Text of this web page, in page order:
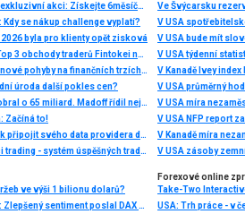
🚀 FXstreet.cz & eToro přinášejí exkluzivní akci: Získejte 6měsíční členství ve VIP zóně ZDARMA
se nákup challenge vyplatí?
byla pro klienty opět zisková
Léto v plném proudu, trhy také: Top 3 obchody traderů Fintokei na indexech a zlatě
Chamtivost a strach: Největší cenové pohyby na finančních trzích (červenec 2026)
úroda další pokles cen?
Stvořil elitní klub, kde Ameriku obral o 65 miliard. Madoff řídil největší Ponzi dějin
Začíná to!
Historická data, kde je získat, jak připojit svého data providera do MultiCharts a proč je budeme potřebovat? (4. díl)
Jak obchodují profíci: Fibonacci trading - systém úspěšných traderů
Ve Švýcarsku
V USA
V USA bude mít
V USA týdenní
V Kanadě Ivey index
V USA průměrný
V USA míra
V USA NFP report
V Kanadě míra
V USA zásoby
ve výši 1 bilionu dolarů?
Analýza DAX, Nasdaq, EUR/USD: Zlepšený sentiment poslal DAX na nová maxima
Forexové online